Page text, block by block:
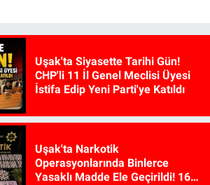
Uşak'ta Siyasette Tarihi Gün!
CHP'li 11 İl Genel Meclisi Üyesi
İstifa Edip Yeni Parti'ye Katıldı
Uşak'ta Narkotik
Operasyonlarında Binlerce
Yasaklı Madde Ele Geçirildi! 16